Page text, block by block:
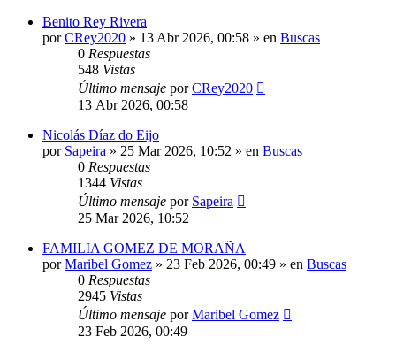
Benito Rey Rivera
porCRey2020 » 13 Abr 2026, 00:58 » en Buscas
0 Respuestas
548 Vistas
Último mensaje porCRey2020
13 Abr 2026, 00:58
Nicolás Díaz do Eijo
por Sapeira » 25 Mar 2026, 10:52 » en Buscas
0 Respuestas
1344 Vistas
Último mensaje por Sapeira
25 Mar 2026, 10:52
FAMILIA GOMEZ DE MORAÑA
porMaribel Gomez » 23 Feb 2026, 00:49 » en Buscas
0 Respuestas
2945 Vistas
Último mensaje porMaribel Gomez
23 Feb 2026, 00:49